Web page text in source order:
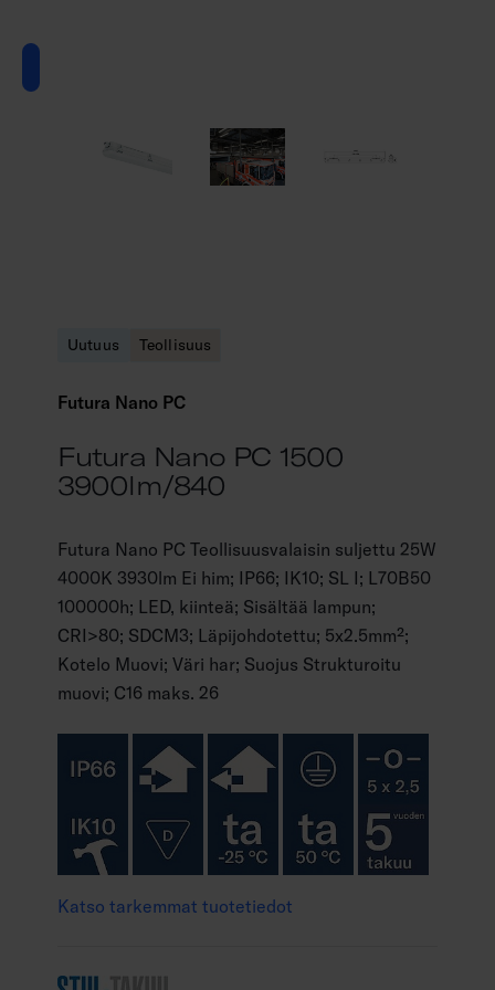
Uutuus Teollisuus
Futura Nano PC
Futura Nano PC 1500
3900lm/840
Futura Nano PC Teollisuusvalaisin suljettu 25W
4000K 3930lm Ei him; IP66; IK10; SL I; L70B50
100000h; LED, kiinteä; Sisältää lampun;
CRI>80; SDCM3; Läpijohdotettu; 5x2.5mm²;
Kotelo Muovi; Väri har; Suojus Strukturoitu
muovi; C16 maks. 26
Katso tarkemmat tuotetiedot